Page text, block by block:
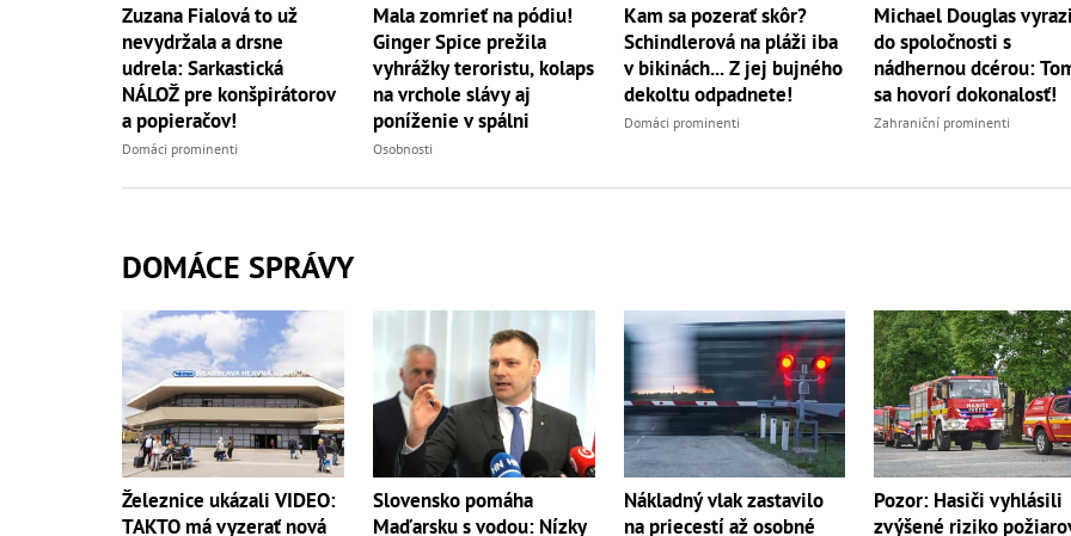
Zuzana Fialová to už
nevydržala a drsne
udrela: Sarkastická
NÁLOŽ pre konšpirátorov
a popieračov!
Domáci prominenti
Mala zomrieť na pódiu!
Ginger Spice prežila
vyhrážky teroristu, kolaps
na vrchole slávy aj
poníženie v spálni
Osobnosti
Kam sa pozerať skôr?
Schindlerová na pláži iba
v bikinách... Z jej bujného
dekoltu odpadnete!
Domáci prominenti
Michael Douglas
do spoločnosti s
nádhernou dcérou:
sa hovorí dokonalosť!
Zahraniční prominenti
DOMÁCE SPRÁVY
Železnice ukázali VIDEO:
TAKTO má vyzerať nová
Slovensko pomáha
Maďarsku s vodou: Nízky
Nákladný vlak zastavilo
na priecestí až osobné
Pozor: Hasiči vyhlásili
zvýšené riziko